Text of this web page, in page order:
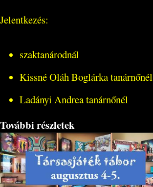
Jelentkezés:
szaktanárodnál
Kissné Oláh Boglárka tanárnőnél
Ladányi Andrea tanárnőnél
További részletek